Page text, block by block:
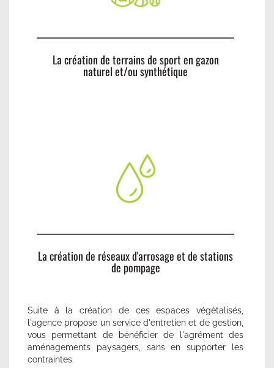
La création de terrains de sport en gazon
naturel et/ou synthétique
La création de réseaux d'arrosage et de stations
de pompage
Suite à la création de ces espaces végétalisés,
l'agence propose un service d'entretien et de gestion,
vous permettant de bénéficier de l'agrément des
aménagements paysagers, sans en supporter les
contraintes.